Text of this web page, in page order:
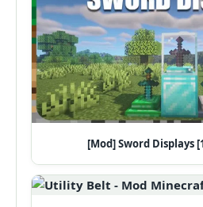
[Mod] Sword Displays